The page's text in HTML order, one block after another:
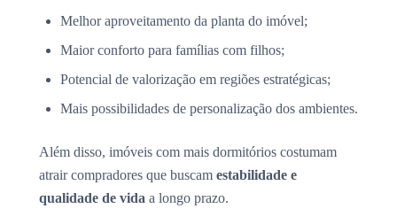
Melhor aproveitamento da planta do imóvel;
Maior conforto para famílias com filhos;
Potencial de valorização em regiões estratégicas;
Mais possibilidades de personalização dos ambientes.
Além disso, imóveis com mais dormitórios costumam
atrair compradores que buscam estabilidade e
qualidade de vida a longo prazo.